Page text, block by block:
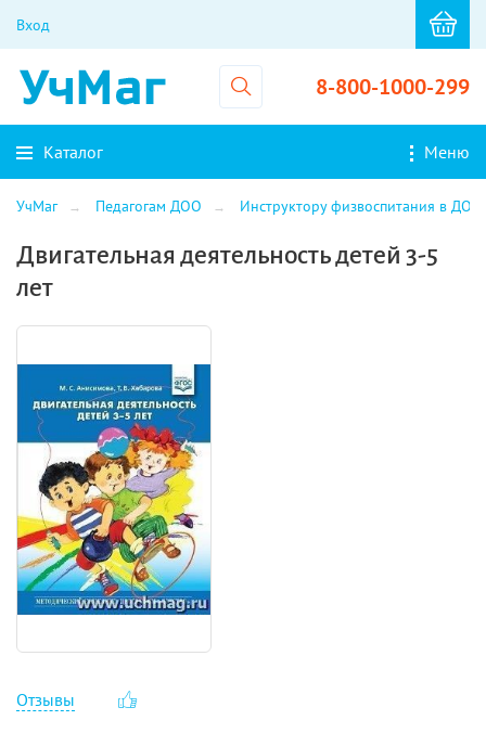
Вход
8-800-1000-299
Каталог Меню
УчМаг Педагогам ДОО Инструктору физвоспитания в ДОО
Двигательная деятельность детей 3-5
лет
Отзывы